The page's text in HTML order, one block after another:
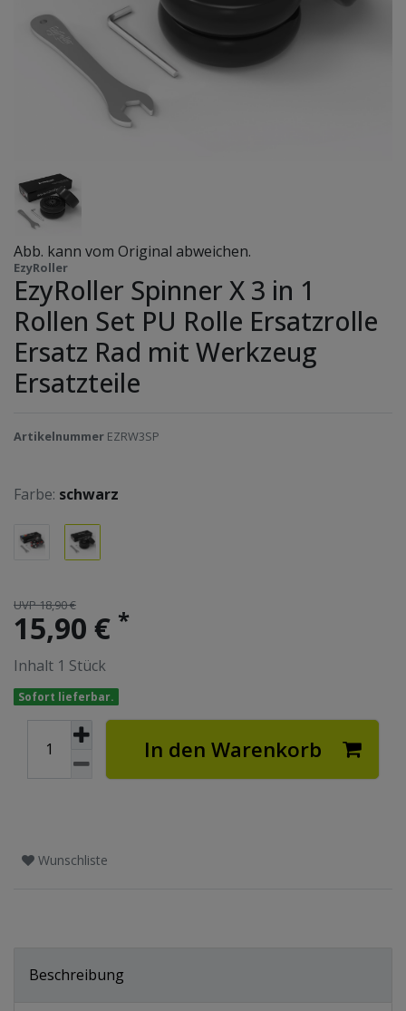
Abb. kann vom Original abweichen.
EzyRoller
EzyRoller Spinner X 3 in 1
Rollen Set PU Rolle Ersatzrolle
Ersatz Rad mit Werkzeug
Ersatzteile
Artikelnummer EZRW3SP
Farbe: schwarz
UVP 18,90 €
15,90 € *
Inhalt 1 Stück
Sofort lieferbar.
In den Warenkorb
Wunschliste
Beschreibung